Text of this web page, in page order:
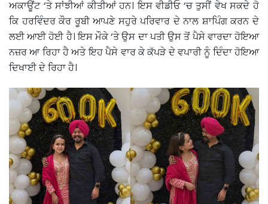
ਅਕਾਊਂਟ ‘ਤੇ ਸਾਂਝੀਆਂ ਕੀਤੀਆਂ ਹਨ। ਇਸ ਵੀਡੀਓ ‘ਚ ਤੁਸੀਂ ਵੇਖ ਸਕਦੇ ਹੋ
ਕਿ ਹਰਵਿੰਦਰ ਕੌਰ ਰੂਬੀ ਆਪਣੇ ਸਹੁਰੇ ਪਰਿਵਾਰ ਦੇ ਨਾਲ ਸ਼ਾਪਿੰਗ ਕਰਨ ਦੇ
ਲਈ ਆਈ ਹੋਈ ਹੈ। ਇਸ ਮੌਕੇ ‘ਤੇ ਉਸ ਦਾ ਪਤੀ ਉਸ ਤੋਂ ਪੈਸੇ ਵਾਰਦਾ ਹੋਇਆ
ਨਜ਼ਰ ਆ ਰਿਹਾ ਹੈ ਅਤੇ ਇਹ ਪੈਸੇ ਵਾਰ ਕੇ ਕੱਪੜੇ ਦੇ ਵਪਾਰੀ ਨੂੰ ਦਿੰਦਾ ਹੋਇਆ
ਦਿਖਾਈ ਦੇ ਰਿਹਾ ਹੈ।